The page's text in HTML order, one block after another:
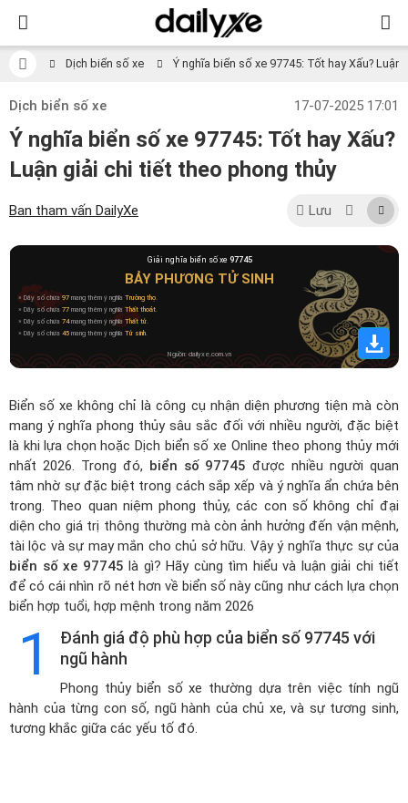
Dịch biển số xe Ý nghĩa biển số xe 97745: Tốt hay Xấu?
Dịch biển số xe 17-07-2025 17:01
Ý nghĩa biển số xe 97745: Tốt hay Xấu?
Luận giải chi tiết theo phong thủy
Ban tham vấn DailyXe Lưu
Giải nghĩa biển số xe 97745
BẢY PHƯƠNG TỬ SINH
» Dãy số chứa97 mang thêm ý nghĩa Trường thọ.
» Dãy số chứa 77 mang thêm ý nghĩaThất thoát.
» Dãy số chứa 74mang thêm ý nghĩaThất tử.
» Dãy số chứa 45 mang thêm ý nghĩa Tử sinh.
Nguồn: dailyxe.com.vn
Biển số xe không chỉ là công cụ nhận diện phương tiện mà còn
mang ý nghĩa phong thủy sâu sắc đối với nhiều người, đặc biệt
là khi lựa chọn hoặcDịch biển số xe Online theo phong thủy mới
nhất 2026. Trong đó, biển số 97745 được nhiều người quan
tâm nhờ sự đặc biệt trong cách sắp xếp và ý nghĩa ẩn chứa bên
trong. Theo quan niệm phong thủy, các con số không chỉ đại
diện cho giá trị thông thường mà còn ảnh hưởng đến vận mệnh,
tài lộc và sự may mắn cho chủ sở hữu. Vậy ý nghĩa thực sự của
biển số xe 97745 là gì? Hãy cùng tìm hiểu và luận giải chi tiết
để có cái nhìn rõ nét hơn về biển số này cũng như cách lựa chọn
biển hợp tuổi, hợp mệnh trong năm 2026
1
Đánh giá độ phù hợp của biển số 97745 với
ngũ hành
Phong thủy biển số xe thường dựa trên việc tính ngũ
hành của từng con số, ngũ hành của chủ xe, và sự tương sinh,
tương khắc giữa các yếu tố đó.